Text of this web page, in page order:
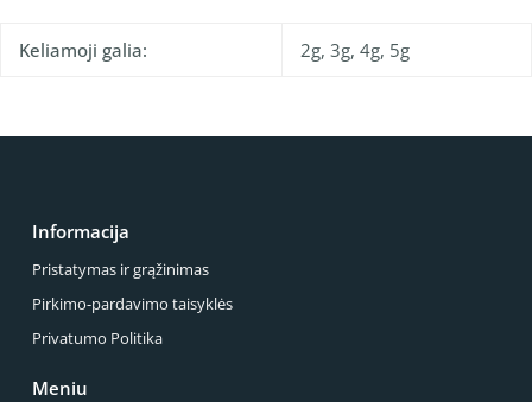
Keliamoji galia: 2g, 3g, 4g, 5g
Informacija
Pristatymas ir grąžinimas
Pirkimo-pardavimo taisyklės
Privatumo Politika
Meniu